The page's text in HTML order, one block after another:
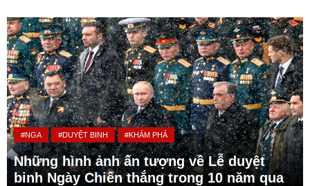
#NGA #DUYỆT BINH #KHÁM PHÁ
Những hình ảnh ấn tượng về Lễ duyệt
binh Ngày Chiến thắng trong 10 năm qua